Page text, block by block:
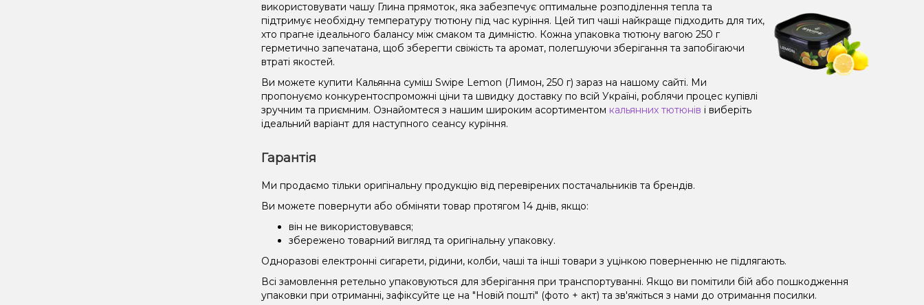
використовувати чашу Глина прямоток, яка забезпечує оптимальне розподілення тепла та
підтримує необхідну температуру тютюну під час куріння. Цей тип чаші найкраще підходить для тих,
хто прагне ідеального балансу між смаком та димністю. Кожна упаковка тютюну вагою 250 г
герметично запечатана, щоб зберегти свіжість та аромат, полегшуючи зберігання та запобігаючи
втраті якостей.
Ви можете купити Кальянна суміш Swipe Lemon (Лимон, 250 г) зараз на нашому сайті. Ми
пропонуємо конкурентоспроможні ціни та швидку доставку по всій Україні, роблячи процес купівлі
зручним та приємним. Ознайомтеся з нашим широким асортиментом кальянних тютюнів і виберіть
ідеальний варіант для наступного сеансу куріння.
Гарантія
Ми продаємо тільки оригінальну продукцію від перевірених постачальників та брендів.
Ви можете повернути або обміняти товар протягом 14 днів, якщо:
він не використовувався;
збережено товарний вигляд та оригінальну упаковку.
Одноразові електронні сигарети, рідини, колби, чаші та інші товари з уцінкою поверненню не підлягають.
Всі замовлення ретельно упаковуються для зберігання при транспортуванні. Якщо ви помітили бій або пошкодження
упаковки при отриманні, зафіксуйте це на "Новій пошті" (фото + акт) та зв'яжіться з нами до отримання посилки.